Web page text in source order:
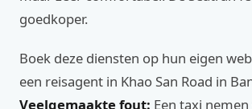
goedkoper.
Boek deze diensten op hun eigen
een reisagent in Khao San Road in
Veelgemaakte fout: Een taxi